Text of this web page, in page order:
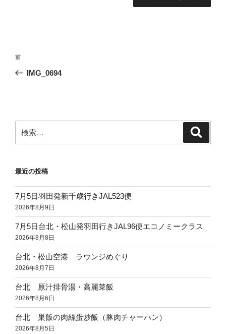
投
ナ
ー
シ
前
の
前
IMG_0694
索:
最近の投稿
7月5日羽田発新千歳行きJAL523便
2026年8月9日
7月5日台北・松山発羽田行きJAL96便エコノミークラス
2026年8月8日
台北・松山空港 ラウンジめぐり
2026年8月7日
台北 原汁排骨湯・高麗菜飯
2026年8月6日
台北 巣飯の肉絲蛋炒飯（豚肉チャーハン）
2026年8月5日